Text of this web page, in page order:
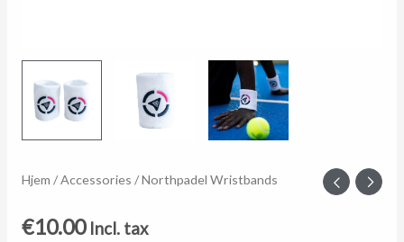
Hjem /Accessories / Northpadel Wristbands
€10.00 Incl. tax
Northpadel
antall